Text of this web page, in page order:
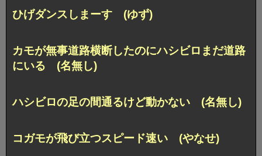
ひげダンスしまーす (ゆず)
カモが無事道路横断したのにハシビロまだ道路
にいる (名無し)
ハシビロの足の間通るけど動かない (名無し)
コガモが飛び立つスピード速い (やなせ)